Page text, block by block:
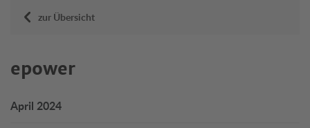
zur Übersicht
epower
April 2024